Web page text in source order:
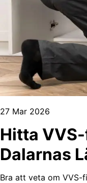
27 Mar 2026
Hitta
Dalarnas
Bra att veta om VVS-